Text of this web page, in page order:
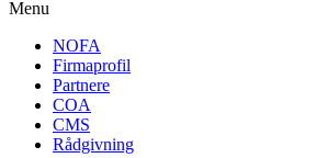
Menu
NOFA
Firmaprofil
Partnere
COA
CMS
Rådgivning